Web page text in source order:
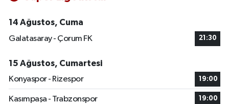
14 Ağustos, Cuma
Galatasaray - Çorum FK
21:30
15 Ağustos, Cumartesi
Konyaspor - Rizespor
19:00
Kasımpaşa - Trabzonspor 19:00